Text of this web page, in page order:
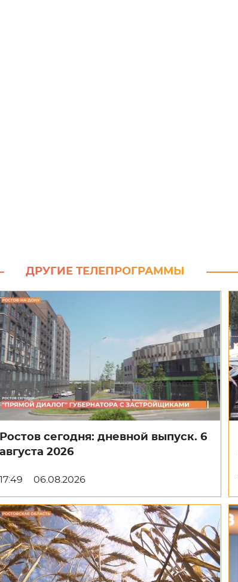
ДРУГИЕ ТЕЛЕПРОГРАММЫ
Ростов сегодня: дневной выпуск. 6
августа 2026
17:49 06.08.2026